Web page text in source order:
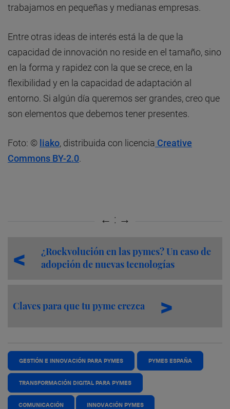
trabajamos en pequeñas y medianas empresas.
Entre otras ideas de interés está la de que la
capacidad de innovación no reside en el tamaño, sino
en la forma y rapidez con la que se crece, en la
flexibilidad y en la capacidad de adaptación al
entorno. Si algún día queremos ser grandes, creo que
son elementos que debemos tener presentes.
Foto: © liako, distribuida con licencia Creative
Commons BY-2.0
¿Rockvolución en las pymes? Un caso de
adopción de nuevas tecnologías
Claves para que tu pyme crezca
GESTIÓN E INNOVACIÓN PARA PYMES PYMES ESPAÑA
TRANSFORMACIÓN DIGITAL PARA PYMES
COMUNICACIÓN INNOVACIÓN PYMES